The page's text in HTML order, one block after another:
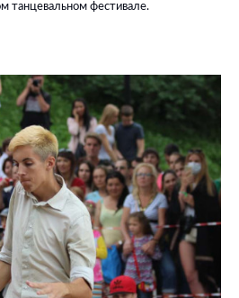
танцевальном фестивале.